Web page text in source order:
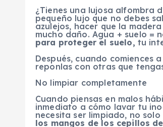
¿Tienes una lujosa alfombra
pequeño lujo que no debes
azulejos, hacer que la
mucho daño. Agua + suelo =
para proteger el suelo, tu
Después, cuando comiences
reponlas con otras que
No limpiar completamente
Cuando piensas en malos
inmediato a cómo lavar tu
necesita ser limpiado, no
los mangos de los cepillos